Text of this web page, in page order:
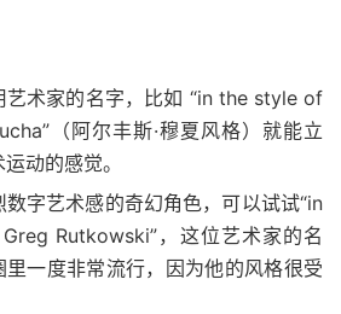
艺术家的名字，比如 “in the style of
（阿尔丰斯·穆夏风格）就能立
动的感觉。
字艺术感的奇幻角色，可以试试“in
Rutkowski”，这位艺术家的名
里一度非常流行，因为他的风格很受